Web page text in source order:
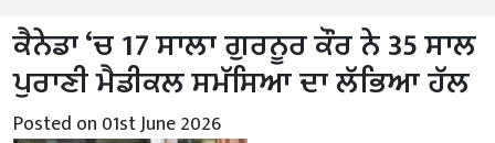
ਕੈਨੇਡਾ ‘ਚ 17 ਸਾਲਾ ਗੁਰਨੂਰ ਕੌਰ ਨੇ 35 ਸਾਲ
ਪੁਰਾਣੀ ਮੈਡੀਕਲ ਸਮੱਸਿਆ ਦਾ ਲੱਭਿਆ ਹੱਲ
Posted on 01st June 2026